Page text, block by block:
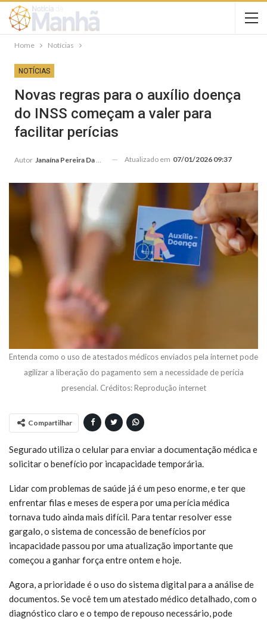
Home Notícias
NOTÍCIAS
Novas regras para o auxílio doença
do INSS começam a valer para
facilitar perícias
Autor Janaína Pereira Da Silva Atualizado em 07/01/2026 09:37
Entenda como o uso de atestados médicos enviados pela internet pode
agilizar a liberação do pagamento sem a necessidade de perícia
presencial. Créditos: Reprodução internet
Compartilhar
Segurado utiliza o celular para enviar a documentação médica e
solicitar o benefício por incapacidade temporária.
Lidar com problemas de saúde já é um peso enorme, e ter que
enfrentar filas e meses de espera por uma perícia médica
tornava tudo ainda mais difícil. Para tentar resolver esse
gargalo, o sistema de concessão de benefícios por
incapacidade passou por uma atualização importante que
começou a ganhar força entre ontem e hoje.
Agora, a prioridade é o uso do sistema digital para a análise de
documentos. Se você tem um atestado médico detalhado, com o
diagnóstico claro e o tempo de repouso necessário, pode